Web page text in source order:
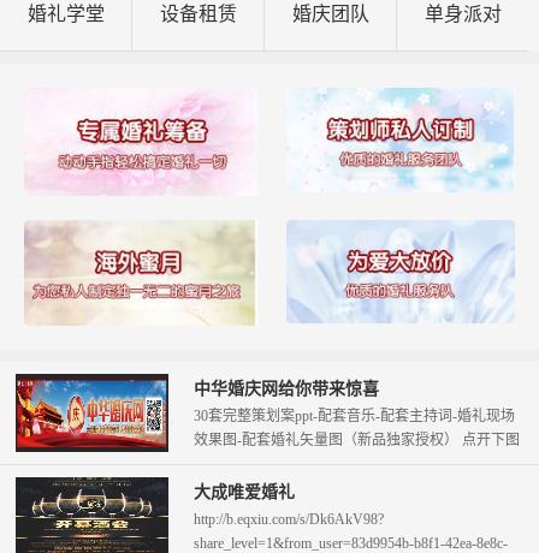
婚礼学堂 设备租赁 婚庆团队 单身派对
中华婚庆网给你带来惊喜
30套完整策划案ppt-配套音乐-配套主持词-婚礼现场
效果图-配套婚礼矢量图（新品独家授权） 点开下图
大成唯爱婚礼
http://b.eqxiu.com/s/Dk6AkV98?
share_level=1&from_user=83d9954b-b8f1-42ea-8e8c-